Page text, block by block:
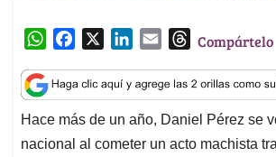
W
a
t
s
A
c
e
b
o
n
k
e
d
a
i
l
T
r
e
a
d
Compártelo
Hace más de un año, Daniel Pérez se
nacional al cometer un acto machista